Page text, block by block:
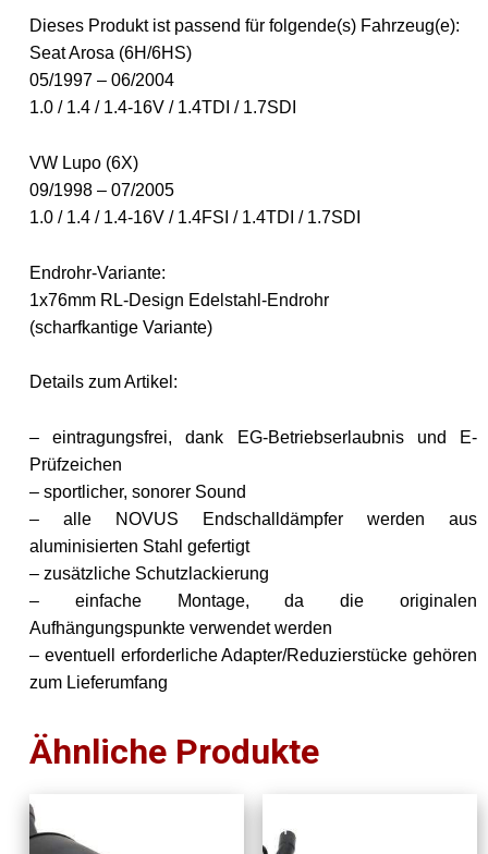
Dieses Produkt ist passend für folgende(s) Fahrzeug(e):
Seat Arosa (6H/6HS)
05/1997 – 06/2004
1.0 / 1.4 / 1.4-16V / 1.4TDI / 1.7SDI
VW Lupo (6X)
09/1998 – 07/2005
1.0 / 1.4 / 1.4-16V / 1.4FSI / 1.4TDI / 1.7SDI
Endrohr-Variante:
1x76mm RL-Design Edelstahl-Endrohr
(scharfkantige Variante)
Details zum Artikel:
– eintragungsfrei, dank EG-Betriebserlaubnis und E-
Prüfzeichen
– sportlicher, sonorer Sound
– alle NOVUS Endschalldämpfer werden aus
aluminisierten Stahl gefertigt
– zusätzliche Schutzlackierung
– einfache Montage, da die originalen
Aufhängungspunkte verwendet werden
– eventuell erforderliche Adapter/Reduzierstücke gehören
zum Lieferumfang
Ähnliche Produkte